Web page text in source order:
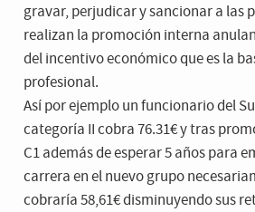
gravar, perjudicar y sancionar a las
realizan la promoción interna
del incentivo económico que es la
profesional.
Así por ejemplo un funcionario del
categoría II cobra 76.31€ y tras
C1 además de esperar 5 años para
carrera en el nuevo grupo
cobraría 58,61€ disminuyendo sus